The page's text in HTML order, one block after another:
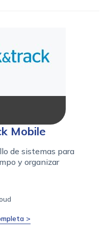
Mobile
de sistemas para
y organizar
>